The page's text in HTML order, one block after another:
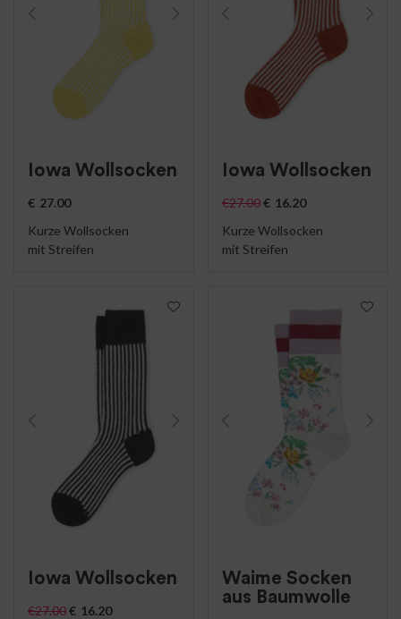
Iowa Wollsocken
€ 27.00
Kurze Wollsocken
mit Streifen
Iowa Wollsocken
€27.00 € 16.20
Kurze Wollsocken
mit Streifen
Iowa Wollsocken
€27.00€ 16.20
Waime Socken
aus Baumwolle